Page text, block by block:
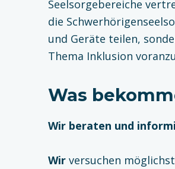
Seelsorgebereiche
die
und Geräte teilen,
Thema Inklusion
Was
Wir beraten und
Wirversuchen